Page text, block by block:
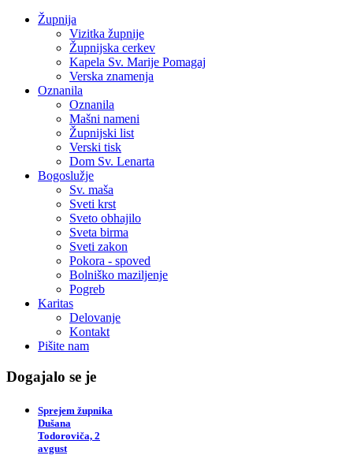
Župnija
Vizitka župnije
Župnijska cerkev
Kapela Sv. Marije Pomagaj
Verska znamenja
Oznanila
Oznanila
Mašni nameni
Župnijski list
Verski tisk
Dom Sv. Lenarta
Bogoslužje
Sv. maša
Sveti krst
Sveto obhajilo
Sveta birma
Sveti zakon
Pokora - spoved
Bolniško maziljenje
Pogreb
Karitas
Delovanje
Kontakt
Pišite nam
Dogajalo se je
Sprejem župnika
Dušana
Todoroviča, 2
avgust